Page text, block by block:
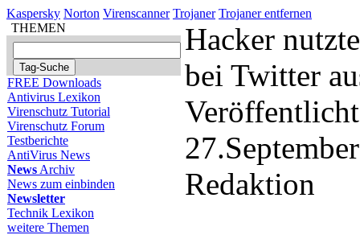
Kaspersky Norton Virenscanner Trojaner Trojaner entfernen
THEMEN
FREE Downloads
Antivirus Lexikon
Virenschutz Tutorial
Virenschutz Forum
Testberichte
AntiVirus News
News Archiv
News zum einbinden
Newsletter
Technik Lexikon
weitere Themen
Hacker
bei Twitter
Redaktion